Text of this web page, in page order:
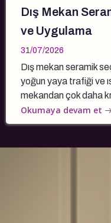
Dış Mekan
ve Uygulama
31/07/2026
Dış mekan seramik
yoğun yaya trafiği ve
mekandan çok daha
Okumaya devam et